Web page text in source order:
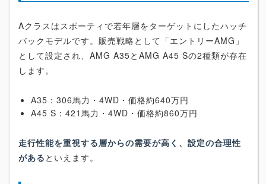
Aクラスはスポーティで若年層をターゲットにしたハッチ
バックモデルです。販売戦略として「エントリーAMG」
として設定され、AMG A35とAMG A45 Sの2種類が存在
します。
A35：306馬力・4WD・価格約640万円
A45 S：421馬力・4WD・価格約860万円
走行性能を重視する層からの需要が高く、設定の合理性
がある といえます。